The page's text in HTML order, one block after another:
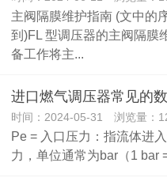
主阀隔膜维护指南 (文中的
到)FL 型调压器的主阀隔膜
备工作将主...
进口燃气调压器常见的
时间：2024-05-31 浏览量：
Pe = 入口压力：指流体进
力，单位通常为bar（1 bar